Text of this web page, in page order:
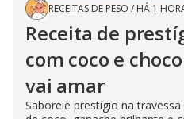
RECEITAS DE PESO / HÁ 1
Receita de
com coco e
vai amar
Saboreie prestígio na